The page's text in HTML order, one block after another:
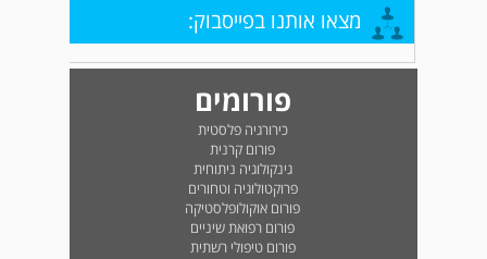
מצאו אותנו בפייסבוק:
פורומים
כירורגיה פלסטית
פורום קרנית
גינקולוגיה ניתוחית
פרוקטולוגיה וטחורים
פורום אוקולופלסטיקה
פורום רפואת שיניים
פורום טיפולי רשתית